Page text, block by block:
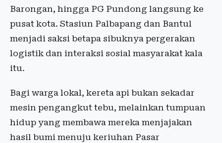
Barongan, hingga PG Pundong langsung ke
pusat kota. Stasiun Palbapang dan Bantul
menjadi saksi betapa sibuknya pergerakan
logistik dan interaksi sosial masyarakat kala
itu.
Bagi warga lokal, kereta api bukan sekadar
mesin pengangkut tebu, melainkan tumpuan
hidup yang membawa mereka menjajakan
hasil bumi menuju keriuhan Pasar